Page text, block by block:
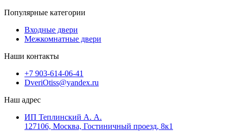
Популярные категории
Входные двери
Межкомнатные двери
Наши контакты
+7 903-614-06-41
DveriOtiss@yandex.ru
Наш адрес
ИП Теплинский А. А.
127106, Москва, Гостиничный проезд, 8к1